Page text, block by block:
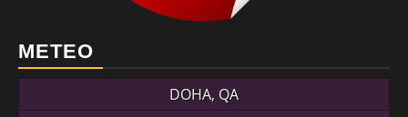
METEO
DOHA, QA